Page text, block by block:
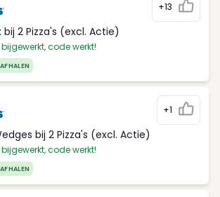
+13
2 Pizza's (excl. Actie)
code werkt!
AFHALEN
+1
bij 2 Pizza's (excl. Actie)
code werkt!
AFHALEN